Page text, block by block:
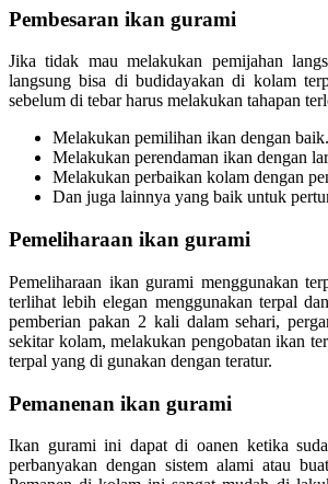
Pembesaran ikan gurami
Jika tidak mau melakukan pemijahan
langsung bisa di budidayakan di kolam
sebelum di tebar harus melakukan tahapan
Melakukan pemilihan ikan dengan baik.
Melakukan perendaman ikan dengan
Melakukan perbaikan kolam dengan
Dan juga lainnya yang baik untuk
Pemeliharaan ikan gurami
Pemeliharaan ikan gurami menggunakan
terlihat lebih elegan menggunakan terpal
pemberian pakan 2 kali dalam sehari,
sekitar kolam, melakukan pengobatan ikan
terpal yang di gunakan dengan teratur.
Pemanenan ikan gurami
Ikan gurami ini dapat di oanen ketika
perbanyakan dengan sistem alami atau